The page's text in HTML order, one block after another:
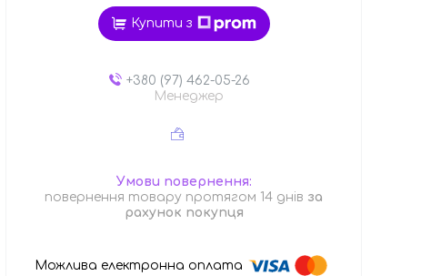
Купити з
+380 (97) 462-05-26
Менеджер
повернення товару протягом 14 днів за
рахунок покупця